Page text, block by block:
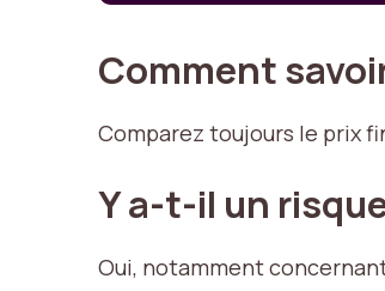
Comment
Comparez toujours le prix
Y a-t-il un
Oui, notamment